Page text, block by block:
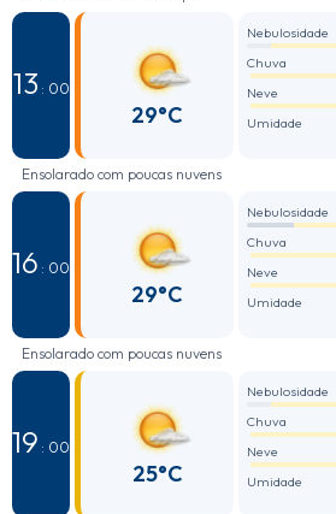
13 : 00
29°C
Nebulosidade
Chuva
Neve
Umidade
Ensolarado com poucas nuvens
16 : 00
29°C
Nebulosidade
Chuva
Neve
Umidade
Ensolarado com poucas nuvens
19 : 00
25°C
Nebulosidade
Chuva
Neve
Umidade